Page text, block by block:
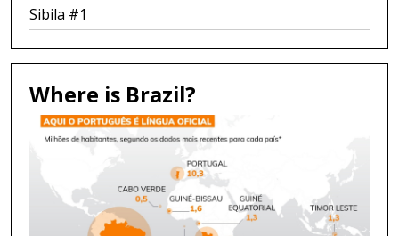
Sibila #1
Where is Brazil?